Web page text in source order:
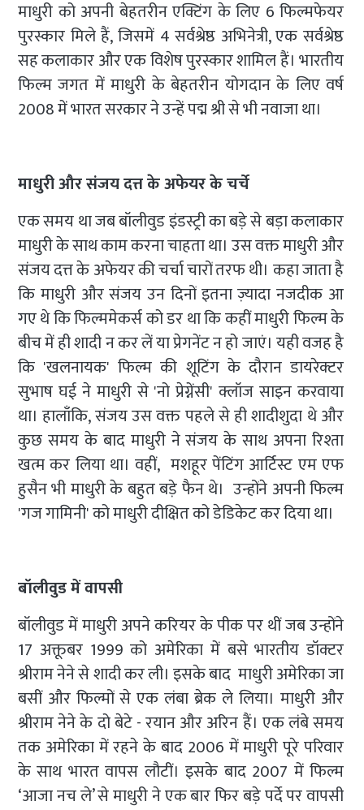
माधुरी को अपनी बेहतरीन एक्टिंग के लिए 6 फिल्मफेयर
पुरस्कार मिले हैं, जिसमें 4 सर्वश्रेष्ठ अभिनेत्री, एक सर्वश्रेष्ठ
सह कलाकार और एक विशेष पुरस्कार शामिल हैं। भारतीय
फिल्म जगत में माधुरी के बेहतरीन योगदान के लिए वर्ष
2008 में भारत सरकार ने उन्हें पद्म श्री से भी नवाजा था।
माधुरी और संजय दत्त के अफेयर के चर्चे
एक समय था जब बॉलीवुड इंडस्ट्री का बड़े से बड़ा कलाकार
माधुरी के साथ काम करना चाहता था। उस वक्त माधुरी और
संजय दत्त के अफेयर की चर्चा चारों तरफ थी। कहा जाता है
कि माधुरी और संजय उन दिनों इतना ज़्यादा नजदीक आ
गए थे कि फिल्ममेकर्स को डर था कि कहीं माधुरी फिल्म के
बीच में ही शादी न कर लें या प्रेगनेंट न हो जाएं। यही वजह है
कि 'खलनायक' फिल्म की शूटिंग के दौरान डायरेक्टर
सुभाष घई ने माधुरी से 'नो प्रेग्नेंसी' क्लॉज साइन करवाया
था। हालाँकि, संजय उस वक्त पहले से ही शादीशुदा थे और
कुछ समय के बाद माधुरी ने संजय के साथ अपना रिश्ता
खत्म कर लिया था। वहीं, मशहूर पेंटिंग आर्टिस्ट एम एफ
हुसैन भी माधुरी के बहुत बड़े फैन थे। उन्होंने अपनी फिल्म
'गज गामिनी' को माधुरी दीक्षित को डेडिकेट कर दिया था।
बॉलीवुड में वापसी
बॉलीवुड में माधुरी अपने करियर के पीक पर थीं जब उन्होंने
17 अक्तूबर 1999 को अमेरिका में बसे भारतीय डॉक्टर
श्रीराम नेने से शादी कर ली। इसके बाद माधुरी अमेरिका जा
बसीं और फिल्मों से एक लंबा ब्रेक ले लिया। माधुरी और
श्रीराम नेने के दो बेटे - रयान और अरिन हैं। एक लंबे समय
तक अमेरिका में रहने के बाद 2006 में माधुरी पूरे परिवार
के साथ भारत वापस लौटीं। इसके बाद 2007 में फिल्म
‘आजा नच ले’ से माधुरी ने एक बार फिर बड़े पर्दे पर वापसी